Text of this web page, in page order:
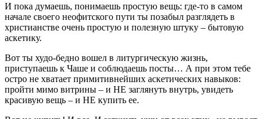
И пока думаешь, понимаешь простую вещь: где-то в самом
начале своего неофитского пути ты позабыл разглядеть в
христианстве очень простую и полезную штуку – бытовую
аскетику.
Вот ты худо-бедно вошел в литургическую жизнь,
приступаешь к Чаше и соблюдаешь посты… А при этом тебе
остро не хватает примитивнейших аскетических навыков:
пройти мимо витрины – и НЕ заглянуть внутрь, увидеть
красивую вещь – и НЕ купить ее.